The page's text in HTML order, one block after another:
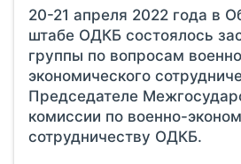
20-21 апреля 2022 года в
штабе ОДКБ состоялось
группы по вопросам
экономического
Председателе
комиссии по военно-
сотрудничеству ОДКБ.